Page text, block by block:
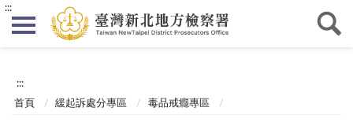
:::
:::
首頁 緩起訴處分專區 毒品戒癮專區